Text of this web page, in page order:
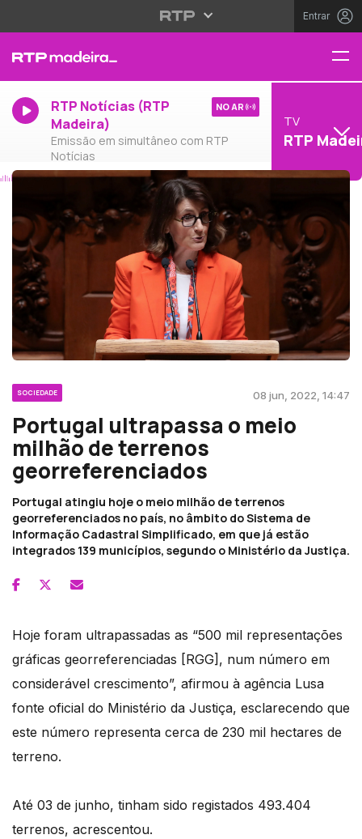
Entrar
RTP Notícias (RTP
Madeira)
Emissão em simultâneo com RTP
Notícias
NO AR
TV
RTP
SOCIEDADE 08 jun, 2022, 14:47
Portugal ultrapassa o meio
milhão de terrenos
georreferenciados
Portugal atingiu hoje o meio milhão de terrenos
georreferenciados no país, no âmbito do Sistema de
Informação Cadastral Simplificado, em que já estão
integrados 139 municípios, segundo o Ministério da Justiça.
Hoje foram ultrapassadas as “500 mil representações
gráficas georreferenciadas [RGG], num número em
considerável crescimento”, afirmou à agência Lusa
fonte oficial do Ministério da Justiça, esclarecendo que
este número representa cerca de 230 mil hectares de
terreno.
Até 03 de junho, tinham sido registados 493.404
terrenos, acrescentou.